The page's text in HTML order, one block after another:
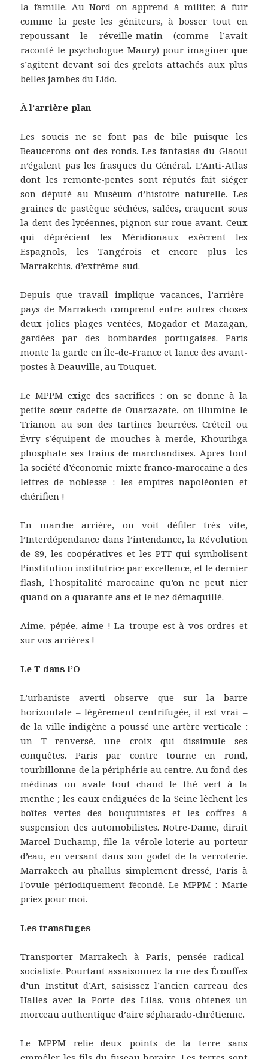
la famille. Au Nord on apprend à militer, à fuir
comme la peste les géniteurs, à bosser tout en
repoussant le réveille-matin (comme l’avait
raconté le psychologue Maury) pour imaginer que
s’agitent devant soi des grelots attachés aux plus
belles jambes du Lido.
À l’arrière-plan
Les soucis ne se font pas de bile puisque les
Beaucerons ont des ronds. Les fantasias du Glaoui
n’égalent pas les frasques du Général. L’Anti-Atlas
dont les remonte-pentes sont réputés fait siéger
son député au Muséum d’histoire naturelle. Les
graines de pastèque séchées, salées, craquent sous
la dent des lycéennes, pignon sur roue avant. Ceux
qui déprécient les Méridionaux exècrent les
Espagnols, les Tangérois et encore plus les
Marrakchis, d’extrême-sud.
Depuis que travail implique vacances, l’arrière-
pays de Marrakech comprend entre autres choses
deux jolies plages ventées, Mogador et Mazagan,
gardées par des bombardes portugaises. Paris
monte la garde en Île-de-France et lance des avant-
postes à Deauville, au Touquet.
Le MPPM exige des sacrifices : on se donne à la
petite sœur cadette de Ouarzazate, on illumine le
Trianon au son des tartines beurrées. Créteil ou
Évry s’équipent de mouches à merde, Khouribga
phosphate ses trains de marchandises. Apres tout
la société d’économie mixte franco-marocaine a des
lettres de noblesse : les empires napoléonien et
chérifien !
En marche arrière, on voit défiler très vite,
l’Interdépendance dans l’intendance, la Révolution
de 89, les coopératives et les PTT qui symbolisent
l’institution institutrice par excellence, et le dernier
flash, l’hospitalité marocaine qu’on ne peut nier
quand on a quarante ans et le nez démaquillé.
Aime, pépée, aime ! La troupe est à vos ordres et
sur vos arrières !
Le T dans l’O
L’urbaniste averti observe que sur la barre
horizontale – légèrement centrifugée, il est vrai –
de la ville indigène a poussé une artère verticale :
un T renversé, une croix qui dissimule ses
conquêtes. Paris par contre tourne en rond,
tourbillonne de la périphérie au centre. Au fond des
médinas on avale tout chaud le thé vert à la
menthe ; les eaux endiguées de la Seine lèchent les
boîtes vertes des bouquinistes et les coffres à
suspension des automobilistes. Notre-Dame, dirait
Marcel Duchamp, file la vérole-loterie au porteur
d’eau, en versant dans son godet de la verroterie.
Marrakech au phallus simplement dressé, Paris à
l’ovule périodiquement fécondé. Le MPPM : Marie
priez pour moi.
Les transfuges
Transporter Marrakech à Paris, pensée radical-
socialiste. Pourtant assaisonnez la rue des Écouffes
d’un Institut d’Art, saisissez l’ancien carreau des
Halles avec la Porte des Lilas, vous obtenez un
morceau authentique d’aire sépharado-chrétienne.
Le MPPM relie deux points de la terre sans